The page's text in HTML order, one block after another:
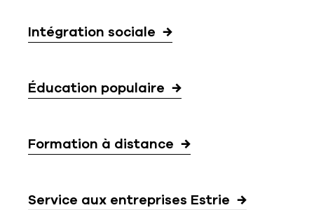
Intégration sociale
Éducation populaire
Formation à distance
Service aux entreprises Estrie